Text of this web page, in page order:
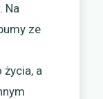
Na
ze
a